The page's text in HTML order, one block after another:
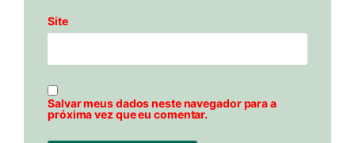
Site
Salvar meus dados neste navegador para a
próxima vez que eu comentar.